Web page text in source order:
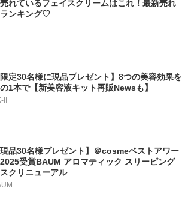
れているフェイスクリームはこれ！最新売れ
ンキング♡
限定30名様に現品プレゼント】8つの美容効果を
1本で【新美容液キット再販Newsも】
現品30名様プレゼント】＠cosmeベストアワー
2025受賞BAUM アロマティック スリーピング
クリニューアル